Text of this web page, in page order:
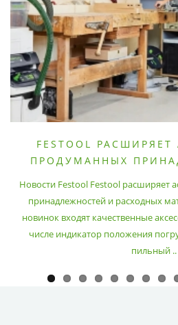
FESTOOL
ПРОДУМАННЫХ
Новости Festool Festool расширяет
принадлежностей и расходных
новинок входят качественные
числе индикатор положения
пильный ..